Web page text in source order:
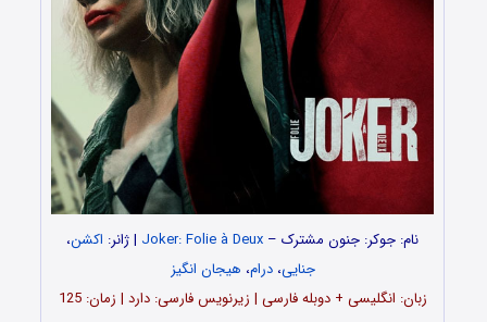
نام: جوکر: جنون مشترک – Joker: Folie à Deux | ژانر: اکشن،
جنایی،درام، هیجان انگیز
زبان: انگلیسی + دوبله فارسی | زیرنویس فارسی: دارد | زمان: 125